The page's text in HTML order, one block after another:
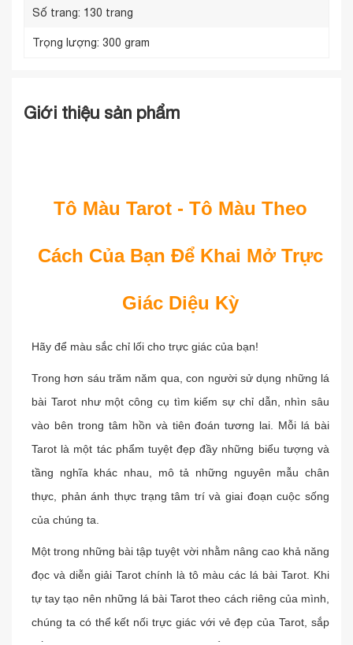
Số trang: 130 trang
Trọng lượng: 300 gram
Giới thiệu sản phẩm
Tô Màu Tarot - Tô Màu Theo
Cách Của Bạn Để Khai Mở Trực
Giác Diệu Kỳ
Hãy để màu sắc chỉ lối cho trực giác của bạn!
Trong hơn sáu trăm năm qua, con người sử dụng những lá
bài Tarot như một công cụ tìm kiếm sự chỉ dẫn, nhìn sâu
vào bên trong tâm hồn và tiên đoán tương lai. Mỗi lá bài
Tarot là một tác phẩm tuyệt đẹp đầy những biểu tượng và
tầng nghĩa khác nhau, mô tả những nguyên mẫu chân
thực, phản ánh thực trạng tâm trí và giai đoạn cuộc sống
của chúng ta.
Một trong những bài tập tuyệt vời nhằm nâng cao khả năng
đọc và diễn giải Tarot chính là tô màu các lá bài Tarot. Khi
tự tay tạo nên những lá bài Tarot theo cách riêng của mình,
chúng ta có thể kết nối trực giác với vẻ đẹp của Tarot, sắp